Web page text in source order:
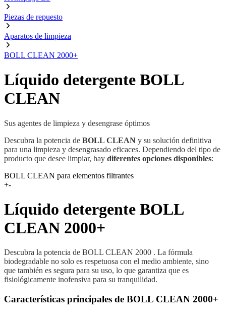
Piezas de repuesto
Aparatos de limpieza
BOLL CLEAN 2000+
Líquido detergente BOLL
CLEAN
Sus agentes de limpieza y desengrase óptimos
Descubra la potencia de BOLL CLEAN y su solución definitiva
para una limpieza y desengrasado eficaces. Dependiendo del tipo de
producto que desee limpiar, hay diferentes opciones disponibles:
BOLL CLEAN para elementos filtrantes
+-
Líquido detergente BOLL
CLEAN 2000+
Descubra la potencia de BOLL CLEAN 2000 . La fórmula
biodegradable no solo es respetuosa con el medio ambiente, sino
que también es segura para su uso, lo que garantiza que es
fisiológicamente inofensiva para su tranquilidad.
Características principales de BOLL CLEAN 2000+